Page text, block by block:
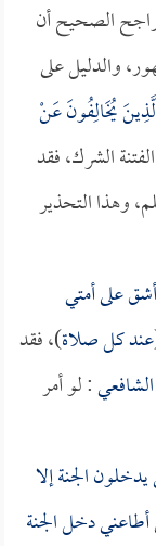
الصحيح أن
والدليل على
يُخَالِفُونَ عَنْ
الشرك، فقد
وهذا التحذير
على أمتي
عند كل صلاة)، فقد
الشافعي: لو أمر
الجنة إلا
دخل الجنة